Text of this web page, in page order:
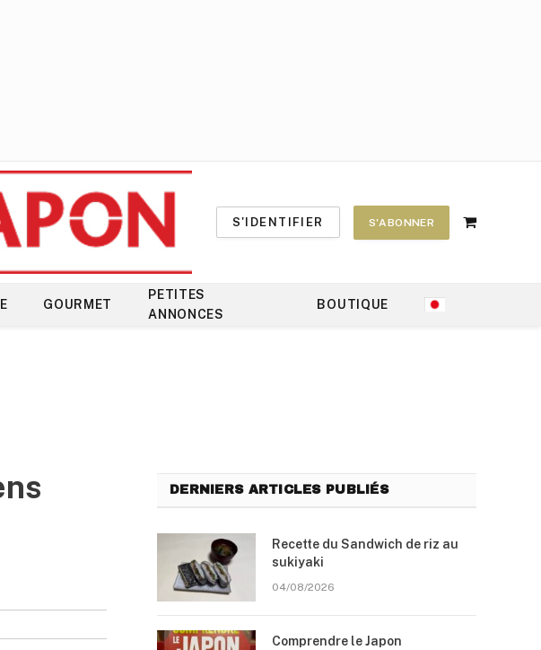
S'IDENTIFIER S'ABONNER
Shopping
GOURMET
PETITES
ANNONCES
BOUTIQUE
DERNIERS ARTICLES PUBLIÉS
Recette du Sandwich de riz au
sukiyaki
04/08/2026
Comprendre le Japon